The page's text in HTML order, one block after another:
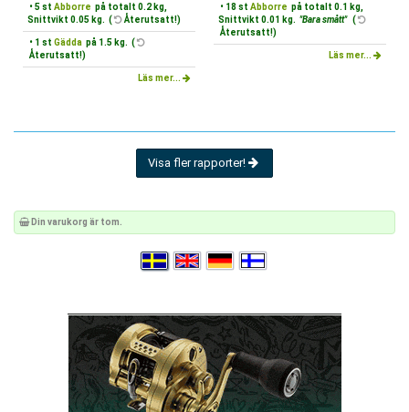
• 5 st Abborre på totalt 0.2 kg,
Snittvikt 0.05 kg. (
Återutsatt!)
• 1 st Gädda på 1.5 kg. (
Återutsatt!)
Läs mer...
• 18 st Abborre på totalt 0.1 kg,
Snittvikt 0.01 kg. "Bara smått" (
Återutsatt!)
Läs mer...
Visa fler rapporter!
Din varukorg är tom.